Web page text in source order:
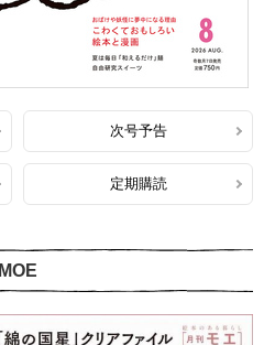
次号予告
定期購読
MOE